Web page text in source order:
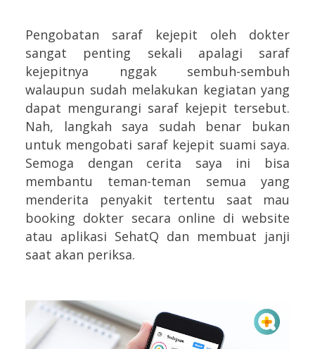
Pengobatan saraf kejepit oleh dokter
sangat penting sekali apalagi saraf
kejepitnya nggak sembuh-sembuh
walaupun sudah melakukan kegiatan yang
dapat mengurangi saraf kejepit tersebut.
Nah, langkah saya sudah benar bukan
untuk mengobati saraf kejepit suami saya.
Semoga dengan cerita saya ini bisa
membantu teman-teman semua yang
menderita penyakit tertentu saat mau
booking dokter secara online di website
atau aplikasi SehatQ dan membuat janji
saat akan periksa.